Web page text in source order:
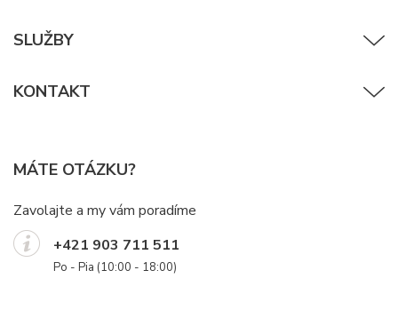
SLUŽBY
KONTAKT
MÁTE OTÁZKU?
Zavolajte a my vám poradíme
+421 903 711 511
Po - Pia (10:00 - 18:00)